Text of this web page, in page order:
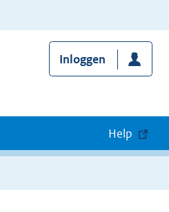
Inloggen
Help